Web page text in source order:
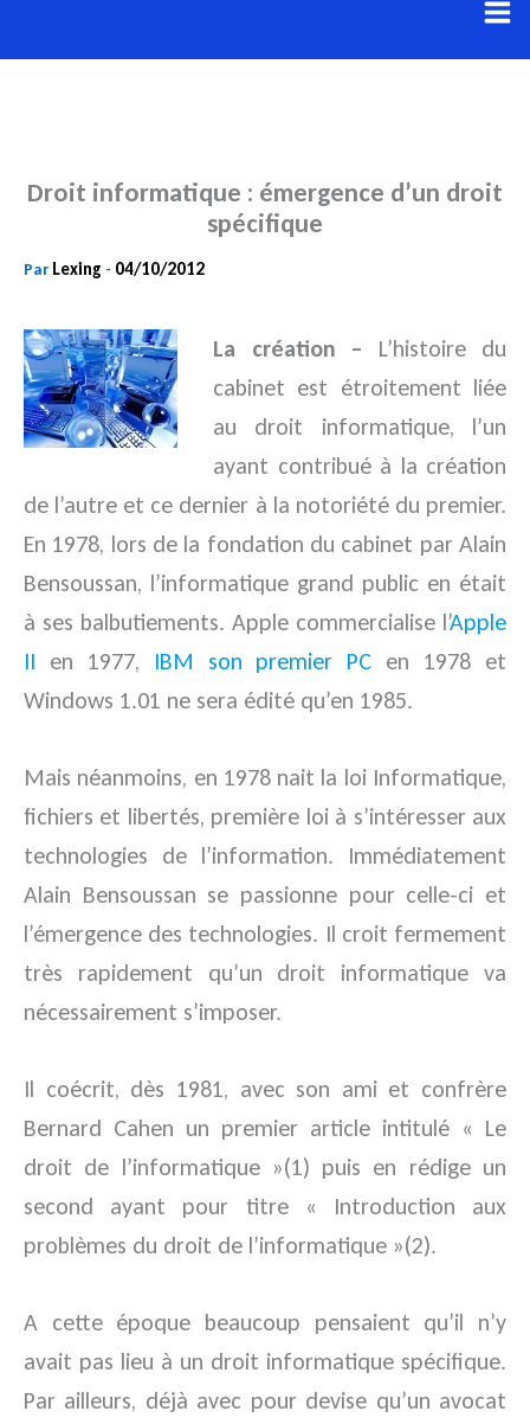
au
Droit informatique : émergence d’un droit
spécifique
Par Lexing - 04/10/2012
La création – L’histoire du
cabinet est étroitement liée
au droit informatique, l’un
ayant contribué à la création
de l’autre et ce dernier à la notoriété du premier.
En 1978, lors de la fondation du cabinet par Alain
Bensoussan, l’informatique grand public en était
à ses balbutiements. Apple commercialise l’Apple
II en 1977, IBM son premier PC en 1978 et
Windows 1.01 ne sera édité qu’en 1985.
Mais néanmoins, en 1978 nait la loi Informatique,
fichiers et libertés, première loi à s’intéresser aux
technologies de l’information. Immédiatement
Alain Bensoussan se passionne pour celle-ci et
l’émergence des technologies. Il croit fermement
très rapidement qu’un droit informatique va
nécessairement s’imposer.
Il coécrit, dès 1981, avec son ami et confrère
Bernard Cahen un premier article intitulé « Le
droit de l’informatique »(1) puis en rédige un
second ayant pour titre « Introduction aux
problèmes du droit de l’informatique »(2).
A cette époque beaucoup pensaient qu’il n’y
avait pas lieu à un droit informatique spécifique.
Par ailleurs, déjà avec pour devise qu’un avocat